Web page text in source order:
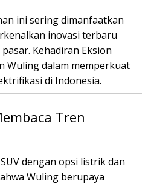
ini sering dimanfaatkan
inovasi terbaru
Kehadiran Eksion
Wuling dalam memperkuat
di Indonesia.
Tren
dengan opsi listrik dan
Wuling berupaya